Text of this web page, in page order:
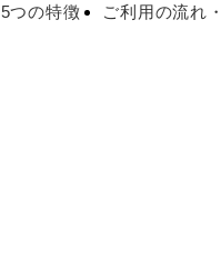
5つの特徴 ご利用の流れ